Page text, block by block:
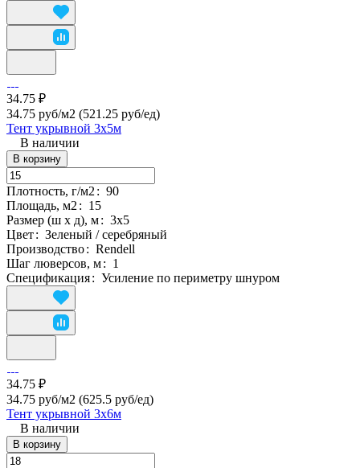
34.75 ₽
34.75 руб/м2 (521.25 руб/eд)
Тент укрывной 3х5м
В наличии
В корзину
Плотность, г/м2: 90
Площадь, м2: 15
Размер (ш х д), м: 3х5
Цвет: Зеленый / серебряный
Производство: Rendell
Шаг люверсов, м: 1
Спецификация: Усиление по периметру шнуром
34.75 ₽
34.75 руб/м2 (625.5 руб/eд)
Тент укрывной 3х6м
В наличии
В корзину